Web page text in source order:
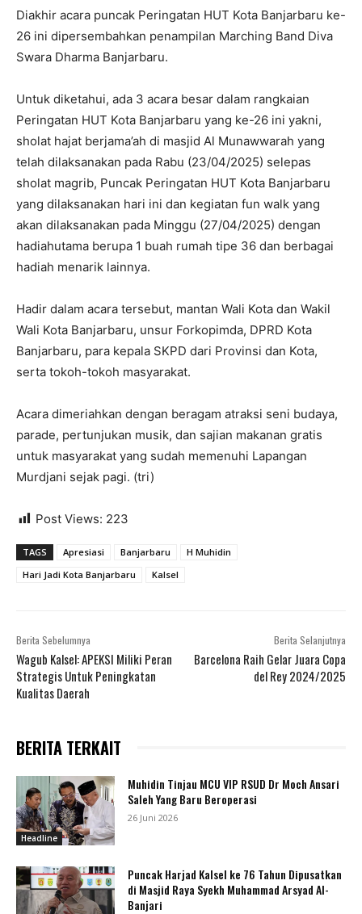
Diakhir acara puncak Peringatan HUT Kota Banjarbaru ke-
26 ini dipersembahkan penampilan Marching Band Diva
Swara Dharma Banjarbaru.
Untuk diketahui, ada 3 acara besar dalam rangkaian
Peringatan HUT Kota Banjarbaru yang ke-26 ini yakni,
sholat hajat berjama’ah di masjid Al Munawwarah yang
telah dilaksanakan pada Rabu (23/04/2025) selepas
sholat magrib, Puncak Peringatan HUT Kota Banjarbaru
yang dilaksanakan hari ini dan kegiatan fun walk yang
akan dilaksanakan pada Minggu (27/04/2025) dengan
hadiahutama berupa 1 buah rumah tipe 36 dan berbagai
hadiah menarik lainnya.
Hadir dalam acara tersebut, mantan Wali Kota dan Wakil
Wali Kota Banjarbaru, unsur Forkopimda, DPRD Kota
Banjarbaru, para kepala SKPD dari Provinsi dan Kota,
serta tokoh-tokoh masyarakat.
Acara dimeriahkan dengan beragam atraksi seni budaya,
parade, pertunjukan musik, dan sajian makanan gratis
untuk masyarakat yang sudah memenuhi Lapangan
Murdjani sejak pagi. (tri)
Post Views: 223
TAGS Apresiasi Banjarbaru
H Muhidin
Hari Jadi Kota Banjarbaru
Kalsel
Berita Sebelumnya
Wagub Kalsel: APEKSI Miliki Peran
Strategis Untuk Peningkatan
Kualitas Daerah
Berita Selanjutnya
Barcelona Raih Gelar Juara Copa
del Rey 2024/2025
BERITA TERKAIT
Headline
Muhidin Tinjau MCU VIP RSUD Dr Moch Ansari
Saleh Yang Baru Beroperasi
26 Juni 2026
Puncak Harjad Kalsel ke 76 Tahun Dipusatkan
di Masjid Raya Syekh Muhammad Arsyad Al-
Banjari